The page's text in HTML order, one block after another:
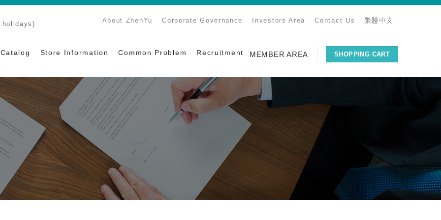
holidays)
About ZhenYu Corporate Governance Investors Area Contact Us 繁體中文
Catalog Store Information Common Problem Recruitment MEMBER AREA SHOPPING CART